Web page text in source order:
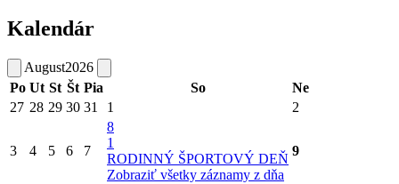
Kalendár
August2026
Po Ut St Št Pia So
Ne
27 28 29 30 31 1 2
3 4 5 6 7
8
1
RODINNÝ ŠPORTOVÝ DEŇ
Zobraziť všetky záznamy z dňa
9